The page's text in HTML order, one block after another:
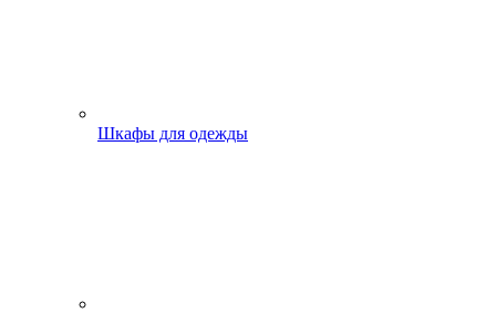
Шкафы для одежды